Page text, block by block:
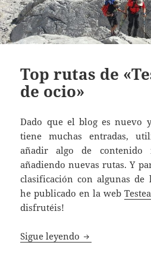
Top rutas de
de ocio»
Dado que el blog es nuevo
tiene muchas entradas,
añadir algo de contenido
añadiendo nuevas rutas. Y
clasificación con algunas de
he publicado en la web
disfrutéis!
Sigue leyendo Top rutas de